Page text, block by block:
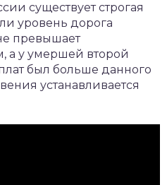
существует строгая
уровень дорога
превышает
у умершей второй
был больше данного
устанавливается